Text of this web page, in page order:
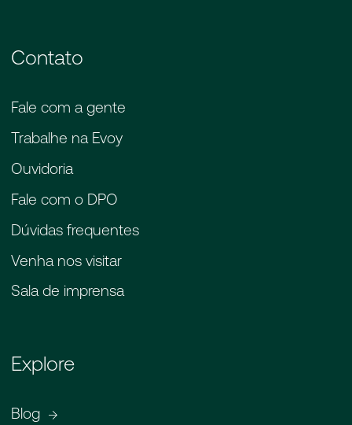
Contato
Fale com a gente
Trabalhe na Evoy
Ouvidoria
Fale com o DPO
Dúvidas frequentes
Venha nos visitar
Sala de imprensa
Explore
Blog